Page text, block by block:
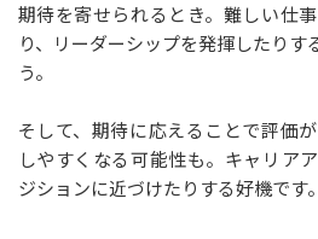
期待を寄せられるとき。難しい仕
り、リーダーシップを発揮したりす
う。
そして、期待に応えることで評価
しやすくなる可能性も。キャリア
ジションに近づけたりする好機です。